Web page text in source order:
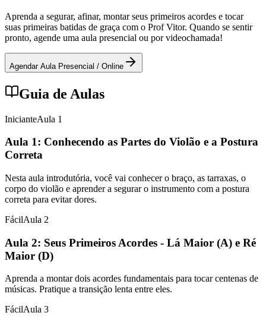
Aprenda a segurar, afinar, montar seus primeiros acordes e tocar
suas primeiras batidas de graça com o Prof Vitor. Quando se sentir
pronto, agende uma aula presencial ou por videochamada!
Agendar Aula Presencial / Online
Guia de Aulas
InicianteAula 1
Aula 1: Conhecendo as Partes do Violão e a Postura
Correta
Nesta aula introdutória, você vai conhecer o braço, as tarraxas, o
corpo do violão e aprender a segurar o instrumento com a postura
correta para evitar dores.
FácilAula 2
Aula 2: Seus Primeiros Acordes - Lá Maior (A) e Ré
Maior (D)
Aprenda a montar dois acordes fundamentais para tocar centenas de
músicas. Pratique a transição lenta entre eles.
FácilAula 3